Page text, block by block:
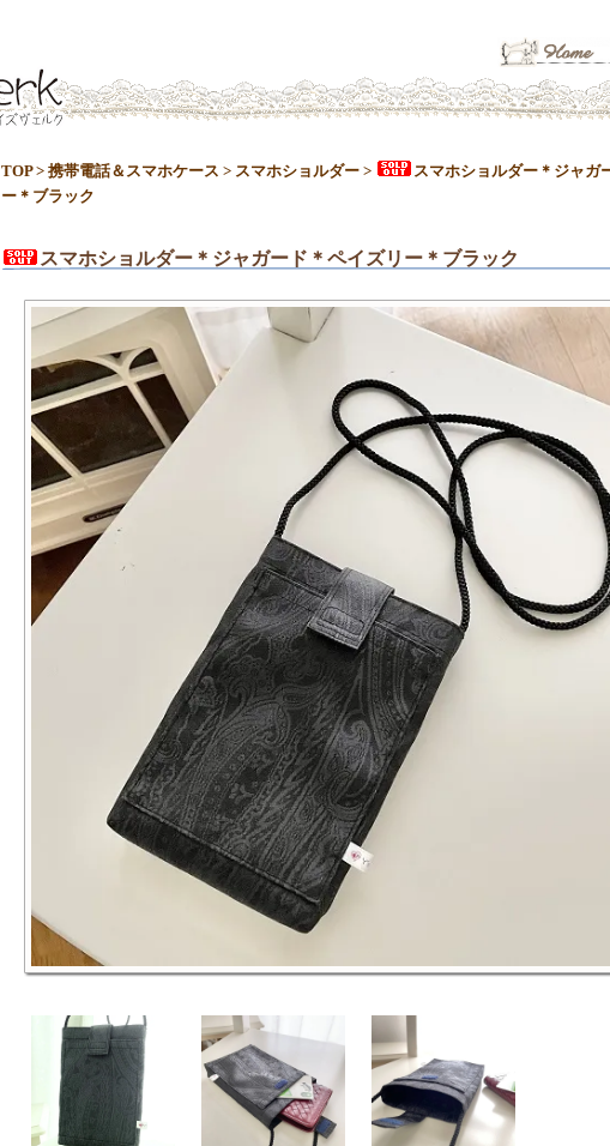
TOP> 携帯電話＆スマホケース > スマホショルダー >
スマホショルダー＊ジャガ
ー＊ブラック
スマホショルダー＊ジャガード＊ペイズリー＊ブラック